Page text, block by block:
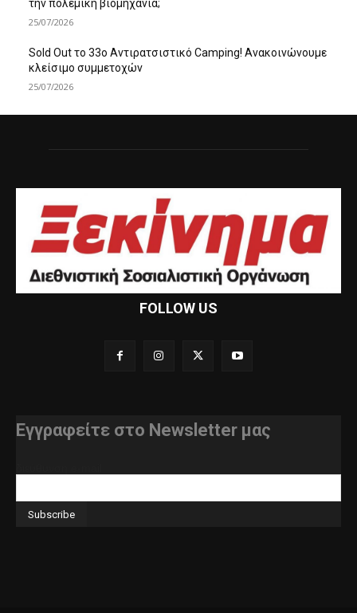
την πολεμική βιομηχανία;
25/07/2026
Sold Out το 33ο Αντιρατσιστικό Camping! Ανακοινώνουμε
κλείσιμο συμμετοχών
25/07/2026
FOLLOW US
Εγγραφείτε στο Newsletter μας